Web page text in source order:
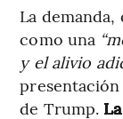
La demanda,
como una
y el alivio
presentación
de Trump.